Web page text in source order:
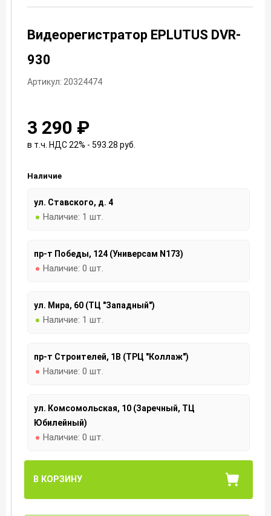
Видеорегистратор EPLUTUS DVR-
930
Артикул: 20324474
3 290 ₽
в т.ч. НДС 22% - 593.28 руб.
Наличие
ул. Ставского, д. 4
Наличие: 1 шт.
пр-т Победы, 124 (Универсам N173)
Наличие: 0 шт.
ул. Мира, 60 (ТЦ "Западный")
Наличие: 1 шт.
пр-т Строителей, 1В (ТРЦ "Коллаж")
Наличие: 0 шт.
ул. Комсомольская, 10 (Заречный, ТЦ
Юбилейный)
Наличие: 0 шт.
В КОРЗИНУ